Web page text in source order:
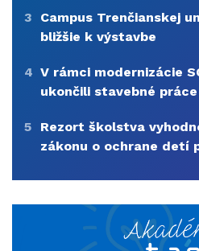
3
Campus Trenčianskej
bližšie k výstavbe
4 V rámci modernizácie
ukončili stavebné práce
5
Rezort školstva
zákonu o ochrane detí